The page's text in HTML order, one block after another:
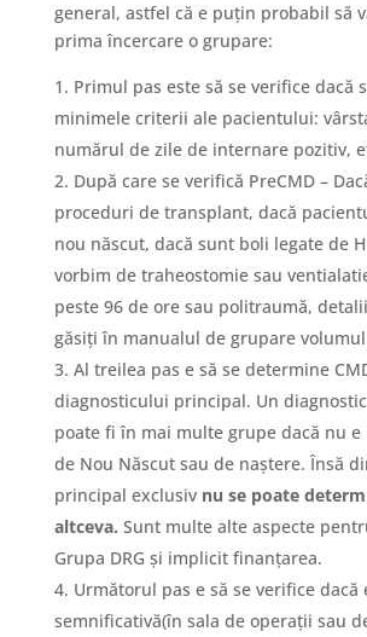
general, astfel că e puțin probabil să
prima încercare o grupare:
Primul pas este să se verifice dacă
minimele criterii ale pacientului:
numărul de zile de internare pozitiv,
După care se verifică PreCMD –
proceduri de transplant, dacă
nou născut, dacă sunt boli legate de
vorbim de traheostomie sau
peste 96 de ore sau politraumă,
găsiți în manualul de grupare
Al treilea pas e să se determine
diagnosticului principal. Un
poate fi în mai multe grupe dacă nu
de Nou Născut sau de naștere. Însă
principal exclusiv nu se poate
altceva. Sunt multe alte aspecte
Grupa DRG și implicit finanțarea.
Următorul pas e să se verifice dacă
semnificativă(în sala de operații sau